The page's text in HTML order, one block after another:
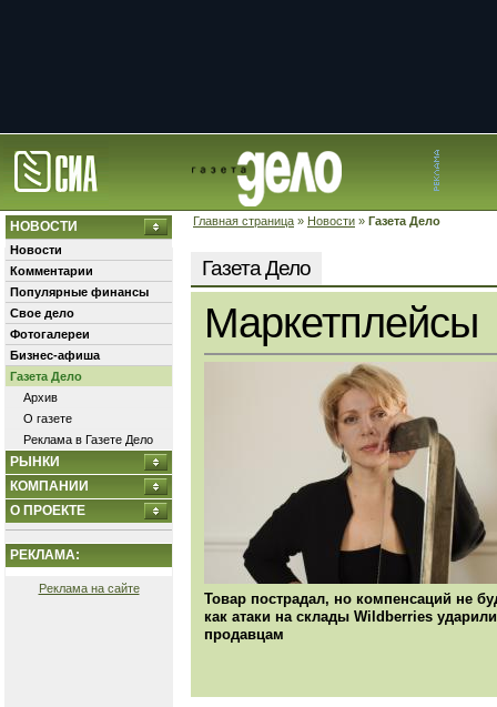
Главная страница » Новости » Газета Дело
НОВОСТИ
Новости
Комментарии
Популярные финансы
Свое дело
Фотогалереи
Бизнес-афиша
Газета Дело
Архив
О газете
Реклама в Газете Дело
РЫНКИ
КОМПАНИИ
О ПРОЕКТЕ
РЕКЛАМА:
Реклама на сайте
Газета Дело
Маркетплейсы
Товар пострадал, но компенсаций не
как атаки на склады Wildberries
продавцам